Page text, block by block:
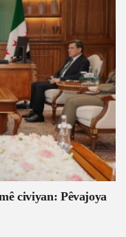
civiyan: Pêvajoya